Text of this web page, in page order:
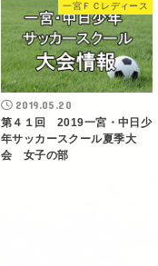
一宮ＦＣレディース
2019.05.20
第４１回 2019一宮・中日少
年サッカースクール夏季大
会 女子の部